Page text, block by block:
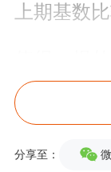
上期基数
值得一提
两只产品
单，分别
分享至：